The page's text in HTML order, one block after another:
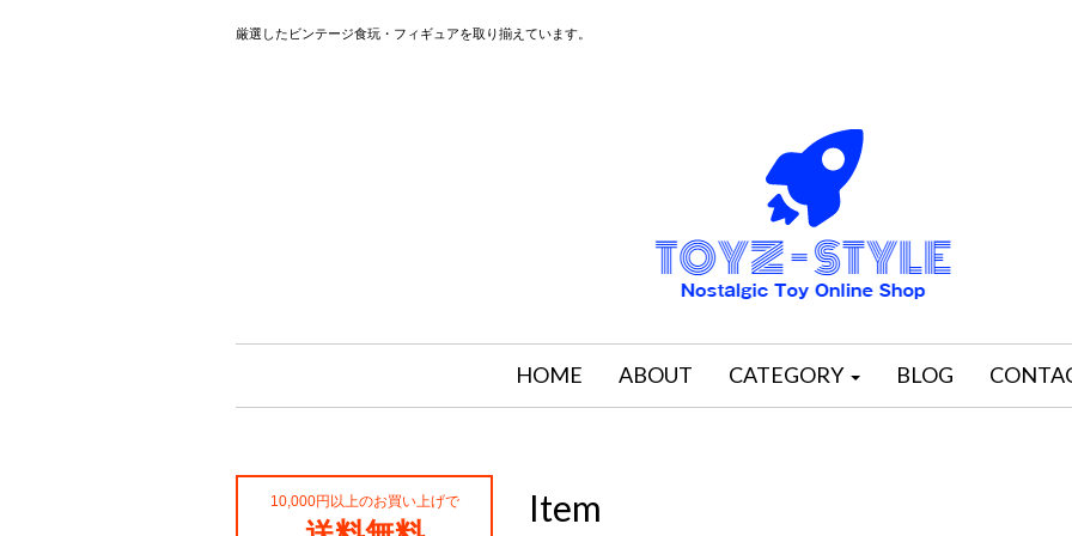
厳選したビンテージ食玩・フィギュアを取り揃えています。
HOME ABOUT CATEGORY BLOG
Item
10,000円以上のお買い上げで